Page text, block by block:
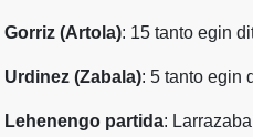
Gorriz (Artola): 15 tanto egin
Urdinez (Zabala): 5 tanto egin
Lehenengo partida: